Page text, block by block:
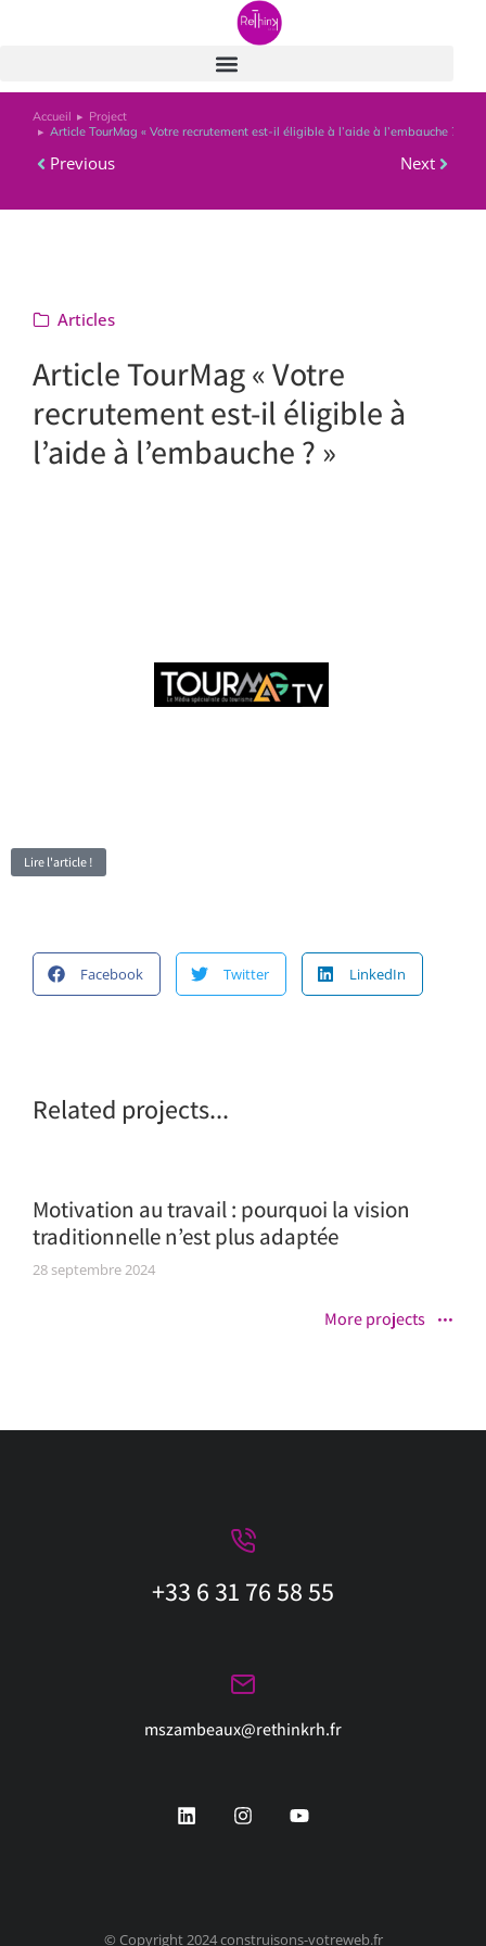
Vous êtes ici :
Accueil
Project
Article TourMag « Votre recrutement est-il éligible à l’aide à l’embauche ? »
Previous Next
Articles
Article TourMag « Votre
recrutement est-il éligible à
l’aide à l’embauche ? »
Lire l'article !
Facebook Twitter LinkedIn
Related projects...
Motivation au travail : pourquoi la vision
traditionnelle n’est plus adaptée
28 septembre 2024
More projects
+33 6 31 76 58 55
mszambeaux@rethinkrh.fr
© Copyright 2024 construisons-votreweb.fr